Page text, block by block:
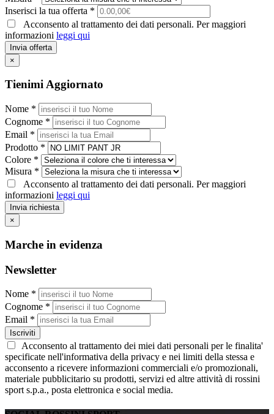
Inserisci la tua offerta *
Acconsento al trattamento dei dati personali. Per maggiori
informazioni leggi qui
Invia offerta
×
Tienimi Aggiornato
Nome *
Cognome *
Email *
Prodotto *
Colore *
Misura *
Acconsento al trattamento dei dati personali. Per maggiori
informazioni leggi qui
Invia richiesta
×
Marche in evidenza
Newsletter
Nome *
Cognome *
Email *
Iscriviti
Acconsento al trattamento dei miei dati personali per le finalita'
specificate nell'informativa della privacy e nei limiti della stessa e
acconsento a ricevere informazioni commerciali e/o promozionali,
materiale pubblicitario su prodotti, servizi ed altre attività di rossini
sport s.p.a., posta elettronica e social media.